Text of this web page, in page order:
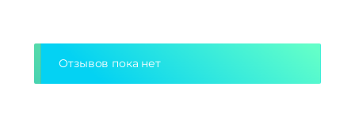
Отзывов пока нет